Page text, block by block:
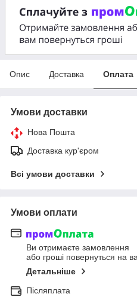
Опис Доставка Оплата
Умови доставки
Нова Пошта
Доставка кур'єром
Всі умови доставки
Умови оплати
Ви отримаєте замовлення
або гроші повернуться на
Детальніше
Післяплата